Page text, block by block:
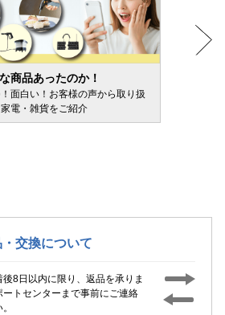
商品あったのか！
面白い！お客様の声から取り扱
電・雑貨をご紹介
交換について
後8日以内に限り、返品を承りま
ートセンターまで事前にご連絡